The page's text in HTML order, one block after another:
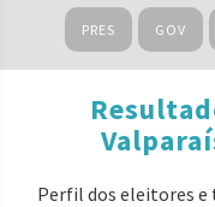
PRES GOV
Perfil dos eleitores e